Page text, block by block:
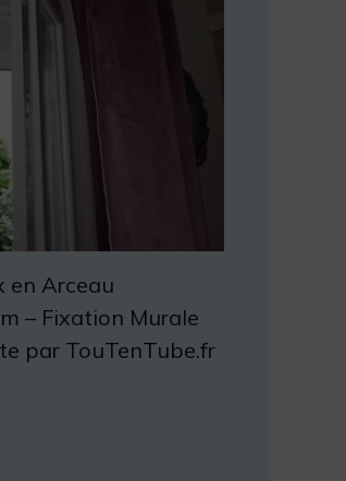
en Arceau
– Fixation Murale
par TouTenTube.fr